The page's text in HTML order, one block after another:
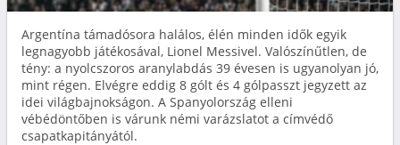
Argentína támadósora halálos, élén minden idők egyik
legnagyobb játékosával, Lionel Messivel. Valószínűtlen, de
tény: a nyolcszoros aranylabdás 39 évesen is ugyanolyan jó,
mint régen. Elvégre eddig 8 gólt és 4 gólpasszt jegyzett az
idei világbajnokságon. A Spanyolország elleni
vébédöntőben is várunk némi varázslatot a címvédő
csapatkapitányától.